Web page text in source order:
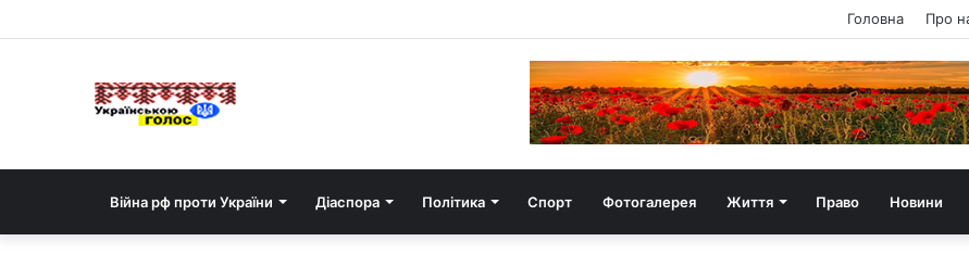
Головна Про
Війна рф проти України Діаспора Політика Спорт Фотогалерея Життя Право Новини